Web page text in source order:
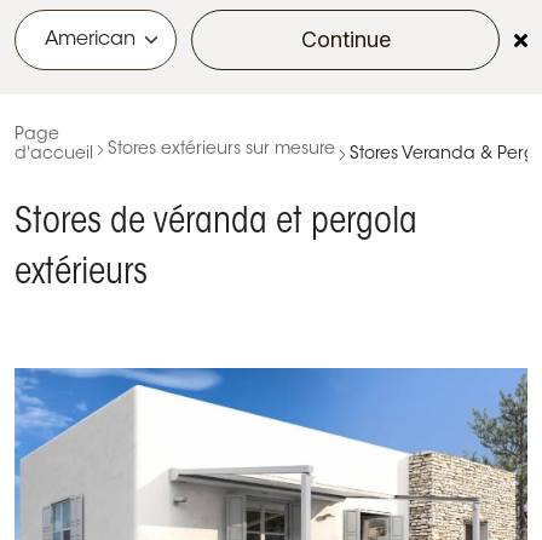
Continue
Page
d'accueil
Stores extérieurs sur mesure Stores Veranda &
Stores de véranda et pergola
extérieurs